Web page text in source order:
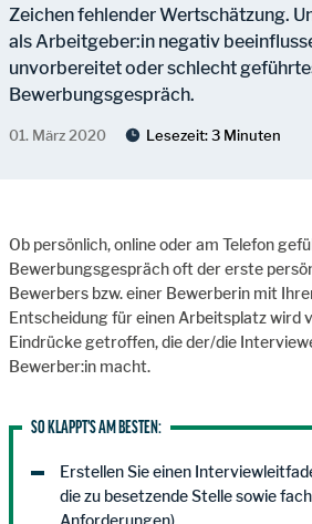
Zeichen fehlender Wertschätzung.
als Arbeitgeber:in negativ
unvorbereitet oder schlecht
Bewerbungsgespräch.
01. März 2020 Lesezeit:3 Minuten
Ob persönlich, online oder am Telefon
Bewerbungsgespräch oft der erste
Bewerbers bzw. einer Bewerberin mit
Entscheidung für einen Arbeitsplatz wird
Eindrücke getroffen, die der/die
Bewerber:in macht.
SO KLAPPT'S AM BESTEN:
Erstellen Sie einen
die zu besetzende Stelle sowie
Anforderungen)